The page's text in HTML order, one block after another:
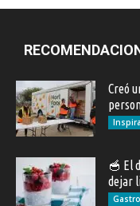
Creó
🥣 El
dejar